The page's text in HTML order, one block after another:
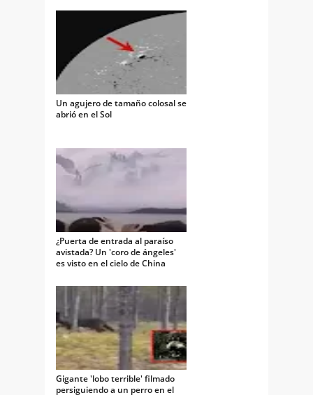
Un agujero de tamaño colosal se
abrió en el Sol
¿Puerta de entrada al paraíso
avistada? Un 'coro de ángeles'
es visto en el cielo de China
Gigante 'lobo terrible' filmado
persiguiendo a un perro en el